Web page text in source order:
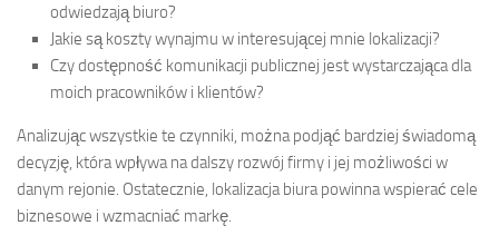
odwiedzają biuro?
Jakie są koszty wynajmu w interesującej mnie lokalizacji?
Czy dostępność komunikacji publicznej jest wystarczająca dla
moich pracowników i klientów?
Analizując wszystkie te czynniki, można podjąć bardziej świadomą
decyzję, która wpływa na dalszy rozwój firmy i jej możliwości w
danym rejonie. Ostatecznie, lokalizacja biura powinna wspierać cele
biznesowe i wzmacniać markę.